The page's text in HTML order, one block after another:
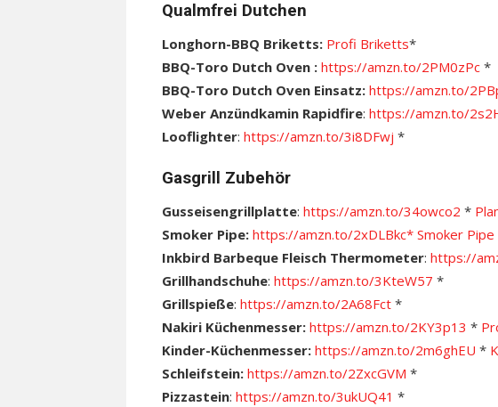
Qualmfrei Dutchen
Longhorn-BBQ Briketts: Profi Briketts*
BBQ-Toro Dutch Oven : https://amzn.to/2PM0zPc *
BBQ-Toro Dutch Oven Einsatz: https://amzn.to/
Weber Anzündkamin Rapidfire: https://amzn.to/
Looflighter: https://amzn.to/3i8DFwj *
Gasgrill Zubehör
Gusseisengrillplatte: https://amzn.to/34owco2 *
Smoker Pipe: https://amzn.to/2xDLBkc* Smoker
Inkbird Barbeque Fleisch Thermometer: https://
Grillhandschuhe: https://amzn.to/3KteW57 *
Grillspieße: https://amzn.to/2A68Fct *
Nakiri Küchenmesser: https://amzn.to/2KY3p13 *
Kinder-Küchenmesser: https://amzn.to/2m6ghEU *
Schleifstein: https://amzn.to/2ZxcGVM *
Pizzastein: https://amzn.to/3ukUQ41 *